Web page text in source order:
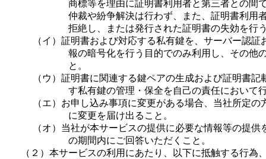
商標等を理由に証明書利用者と第三者との間
仲裁や紛争解決は行わず、また、証明書利用
拒絶し、または発行された証明書の失効を行
（イ）証明書および対応する私有鍵を、サーバー認証
報の暗号化を行う目的でのみ利用し、その他
          と。
（ウ）証明書に関連する鍵ペアの生成および証明書記
す私有鍵の管理・保全を自己の責任において
（エ）お申し込み事項に変更がある場合、当社所定の
          に変更を届け出ること。
（オ）当社が本サービスの提供に必要な情報等の提供
          の期間内にご回答いただくこと。
（２）本サービスの利用にあたり、以下に抵触する行為